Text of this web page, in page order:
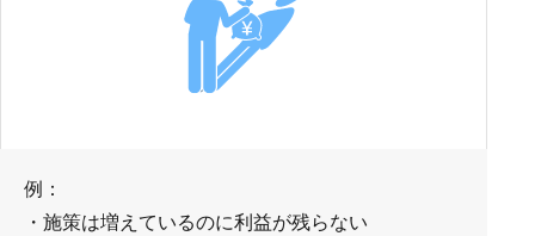
例：
・施策は増えているのに利益が残らない